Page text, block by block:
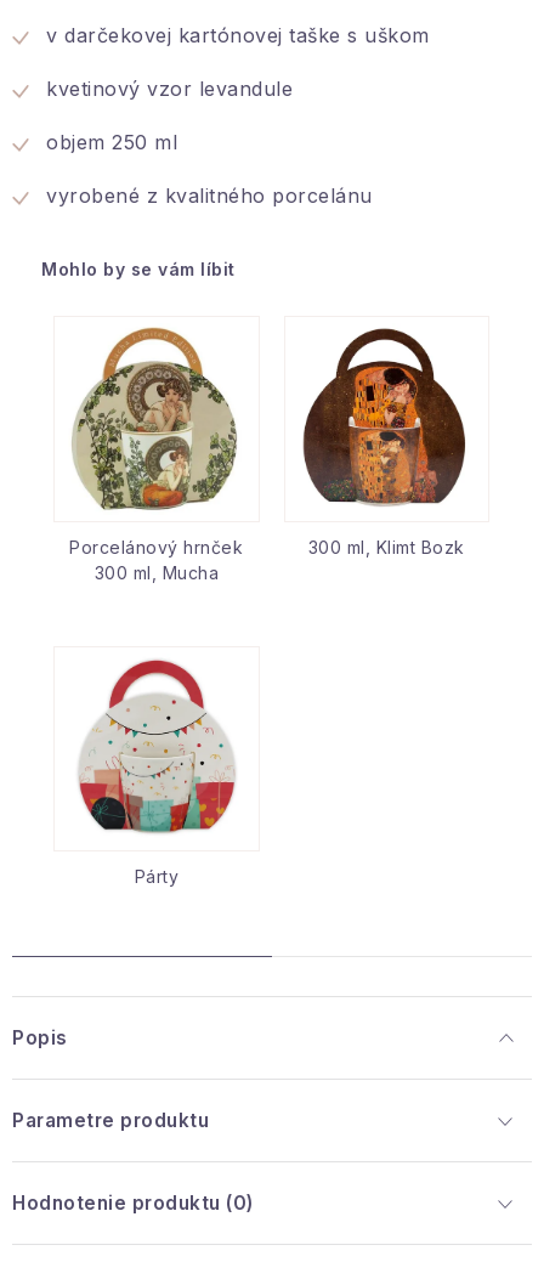
v darčekovej kartónovej taške s uškom
kvetinový vzor levandule
objem 250 ml
vyrobené z kvalitného porcelánu
Mohlo by se vám líbit
Porcelánový hrnček
300 ml, Mucha
300 ml, Klimt Bozk
Párty
Popis
Parametre produktu
Hodnotenie produktu (0)